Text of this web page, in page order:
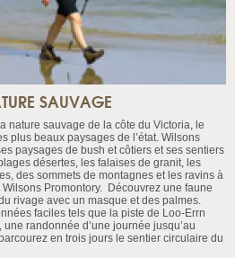
SAUVAGE
nature sauvage de la côte du Victoria, le
plus beaux paysages de l’état. Wilsons
paysages de bush et côtiers et ses sentiers
désertes, les falaises de granit, les
des sommets de montagnes et les ravins à
Promontory. Découvrez une faune
rivage avec un masque et des palmes.
faciles tels que la piste de Loo-Errn
randonnée d’une journée jusqu’au
en trois jours le sentier circulaire du